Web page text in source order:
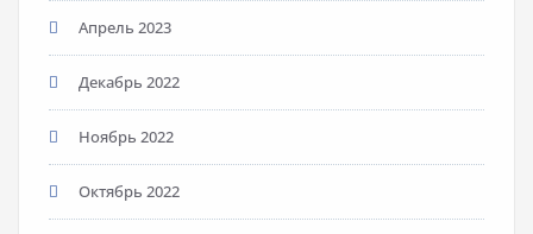
Апрель 2023
Декабрь 2022
Ноябрь 2022
Октябрь 2022